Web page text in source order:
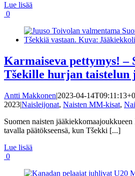
Lue lisää
0
Karmaiseva pettymys! –
Tšekille hurjan taistelun
Antti Makkonen|2023-04-
2023|Naisleijonat, Naisten MM-kisat,
Suomen naisten
tavalla päätökseensä, kun Tšekki [...]
Lue lisää
0